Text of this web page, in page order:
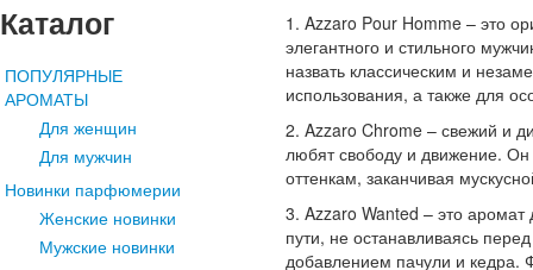
Каталог
ПОПУЛЯРНЫЕ
АРОМАТЫ
Для женщин
Для мужчин
Новинки парфюмерии
Женские новинки
Мужские новинки
1. Azzaro Pour Homme – это
элегантного и стильного
назвать классическим и
использования, а также для
2. Azzaro Chrome – свежий и
любят свободу и движение.
оттенкам, заканчивая
3. Azzaro Wanted – это
пути, не останавливаясь
добавлением пачули и кедра.